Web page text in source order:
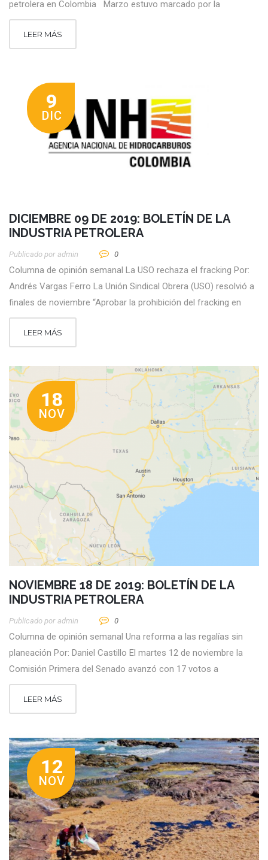
petrolera en Colombia Marzo estuvo marcado por la
LEER MÁS
9
DIC
DICIEMBRE 09 DE 2019: BOLETÍN DE LA
INDUSTRIA PETROLERA
Publicado por Admin 0
Columna de opinión semanal La USO rechaza el fracking Por:
Andrés Vargas Ferro La Unión Sindical Obrera (USO) resolvió a
finales de noviembre “Aprobar la prohibición del fracking en
LEER MÁS
18
NOV
NOVIEMBRE 18 DE 2019: BOLETÍN DE LA
INDUSTRIA PETROLERA
Publicado por Admin 0
Columna de opinión semanal Una reforma a las regalías sin
planeación Por: Daniel Castillo El martes 12 de noviembre la
Comisión Primera del Senado avanzó con 17 votos a
LEER MÁS
12
NOV